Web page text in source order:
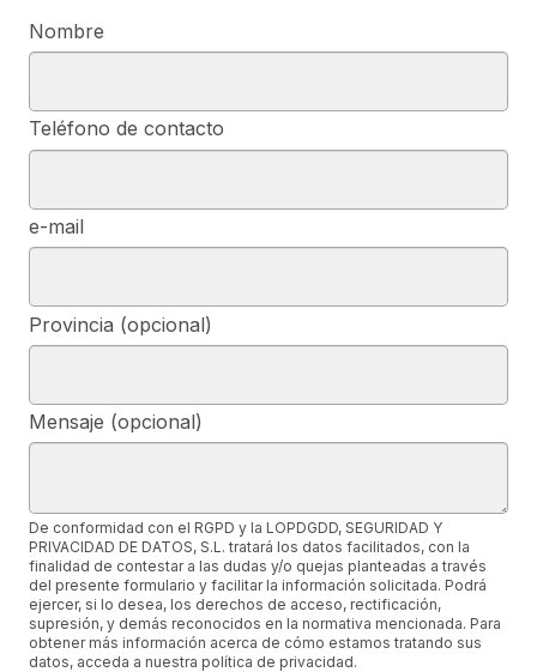
Nombre
Teléfono de contacto
e-mail
Provincia (opcional)
Mensaje (opcional)
De conformidad con el RGPD y la LOPDGDD, SEGURIDAD Y
PRIVACIDAD DE DATOS, S.L. tratará los datos facilitados, con la
finalidad de contestar a las dudas y/o quejas planteadas a través
del presente formulario y facilitar la información solicitada. Podrá
ejercer, si lo desea, los derechos de acceso, rectificación,
supresión, y demás reconocidos en la normativa mencionada. Para
obtener más información acerca de cómo estamos tratando sus
datos, acceda a nuestra política de privacidad.